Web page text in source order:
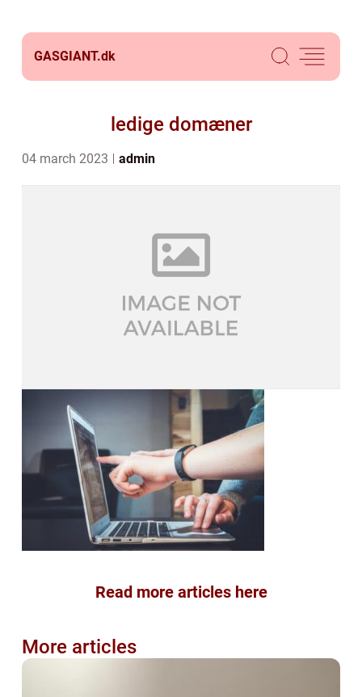
GASGIANT.dk
ledige domæner
04 march 2023 admin
Read more articles here
More articles